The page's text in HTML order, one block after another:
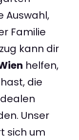
Auswahl,
Familie
kann dir
helfen,
die
Unser
sich um